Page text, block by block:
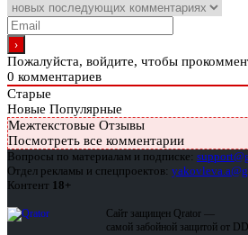
Пожалуйста, войдите, чтобы
0 комментариев
Старые
Новые Популярные
Межтекстовые Отзывы
Посмотреть все комментарии
Вопросы по материалам и подписке:
Отдел рекламы и спецпроектов:
Контент 18+
Сайт защищен Qrator —
самой забойной защитой от